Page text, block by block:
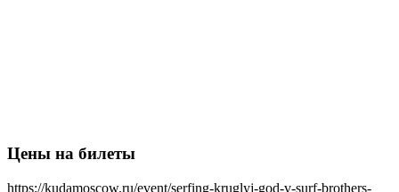
Цены на билеты
https://kudamoscow.ru/event/serfing-kruglyj-god-v-surf-brothers-